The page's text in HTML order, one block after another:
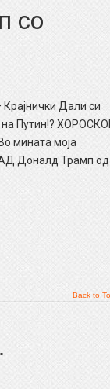
со
Дали си
на Путин!?
мината моја
Доналд Трамп од
Back to